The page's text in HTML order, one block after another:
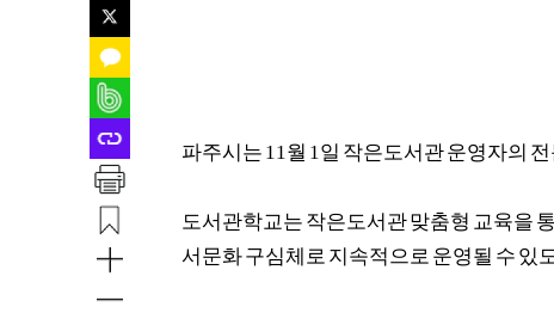
파주시는 11월 1일 작은도서관 운영자의
도서관학교는 작은도서관 맞춤형 교육을
서문화 구심체로 지속적으로 운영될 수 있